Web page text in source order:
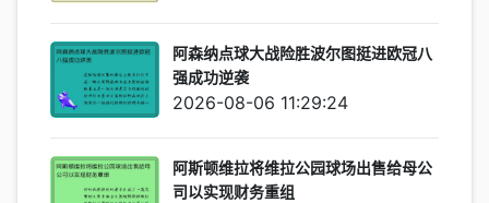
阿森纳点球大战险胜波尔图挺进欧冠八
强成功逆袭
2026-08-06 11:29:24
阿斯顿维拉将维拉公园球场出售给母公
司以实现财务重组